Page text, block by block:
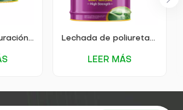
Agente de obturación de poliuretano a base de aceite KEZU Lechada de poliuretano soluble en aceite KEZU
LEER MÁS